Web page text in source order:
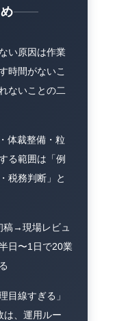
い原因は作業
時間がないこ
ないことの二
体裁整備・粒
る範囲は「例
税務判断」と
→現場レビュ
日〜1日で20業
目線すぎる」
は、運用ルー